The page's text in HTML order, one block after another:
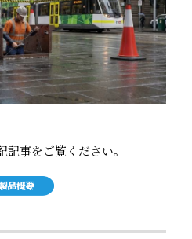
事をご覧ください。